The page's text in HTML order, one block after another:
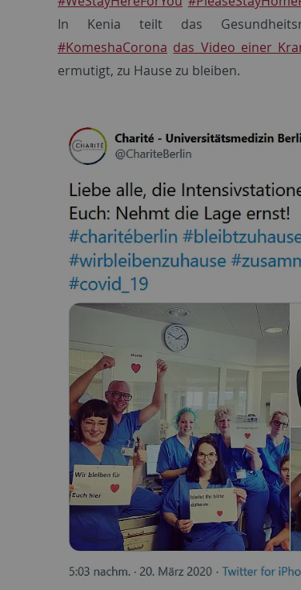
In Kenia teilt das
#KomeshaCorona das Video einer
ermutigt, zu Hause zu bleiben.